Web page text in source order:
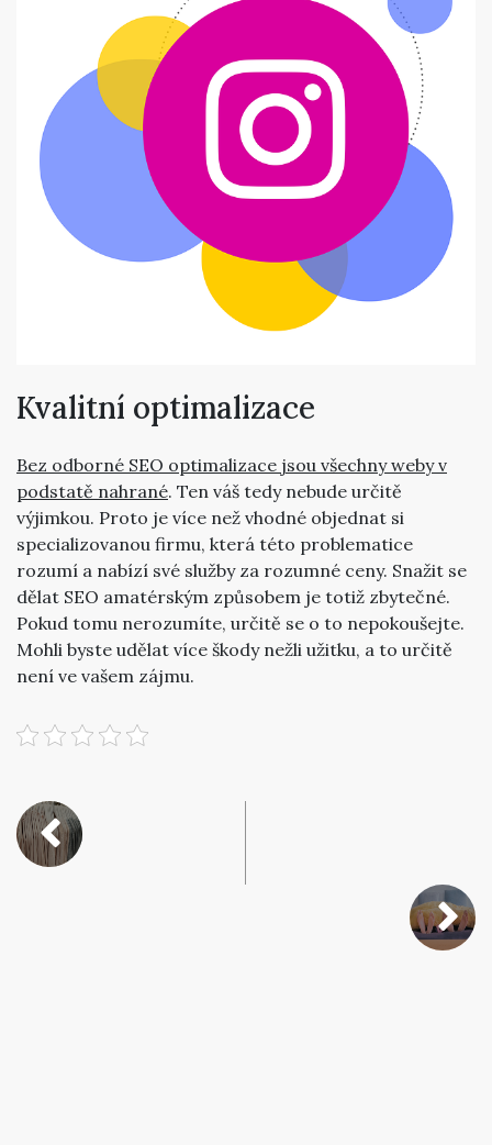
Kvalitní optimalizace
Bez odborné SEO optimalizace jsou všechny weby v
podstatě nahrané. Ten váš tedy nebude určitě
výjimkou. Proto je více než vhodné objednat si
specializovanou firmu, která této problematice
rozumí a nabízí své služby za rozumné ceny. Snažit se
dělat SEO amatérským způsobem je totiž zbytečné.
Pokud tomu nerozumíte, určitě se o to nepokoušejte.
Mohli byste udělat více škody nežli užitku, a to určitě
není ve vašem zájmu.